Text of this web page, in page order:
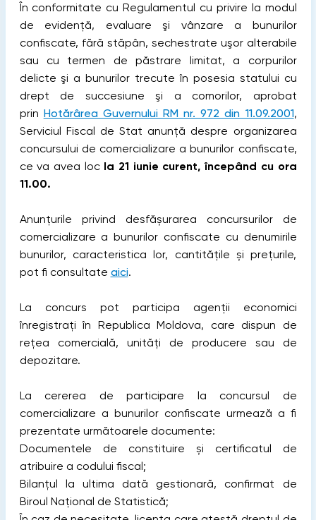
În conformitate cu Regulamentul cu privire la modul
de evidenţă, evaluare şi vânzare a bunurilor
confiscate, fără stăpân, sechestrate uşor alterabile
sau cu termen de păstrare limitat, a corpurilor
delicte şi a bunurilor trecute în posesia statului cu
drept de succesiune şi a comorilor, aprobat
prin Hotărârea Guvernului RM nr. 972 din 11.09.2001,
Serviciul Fiscal de Stat anunță despre organizarea
concursului de comercializare a bunurilor confiscate,
ce va avea loc la 21 iunie curent, începând cu ora
11.00.
Anunțurile privind desfășurarea concursurilor de
comercializare a bunurilor confiscate cu denumirile
bunurilor, caracteristica lor, cantitățile și prețurile,
pot fi consultate aici.
La concurs pot participa agenții economici
înregistrați în Republica Moldova, care dispun de
rețea comercială, unități de producere sau de
depozitare.
La cererea de participare la concursul de
comercializare a bunurilor confiscate urmează a fi
prezentate următoarele documente:
Documentele de constituire și certificatul de
atribuire a codului fiscal;
Bilanțul la ultima dată gestionară, confirmat de
Biroul Național de Statistică;